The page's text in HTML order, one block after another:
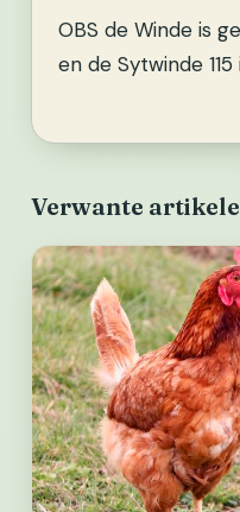
OBS de Winde is
en de Sytwinde
Verwante